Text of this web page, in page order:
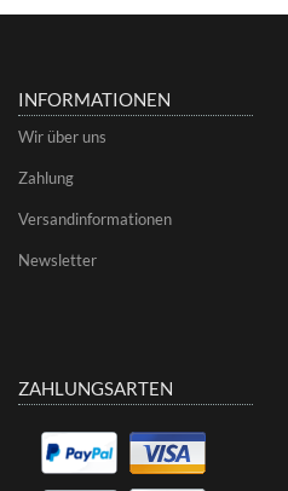
INFORMATIONEN
Wir über uns
Zahlung
Versandinformationen
Newsletter
ZAHLUNGSARTEN